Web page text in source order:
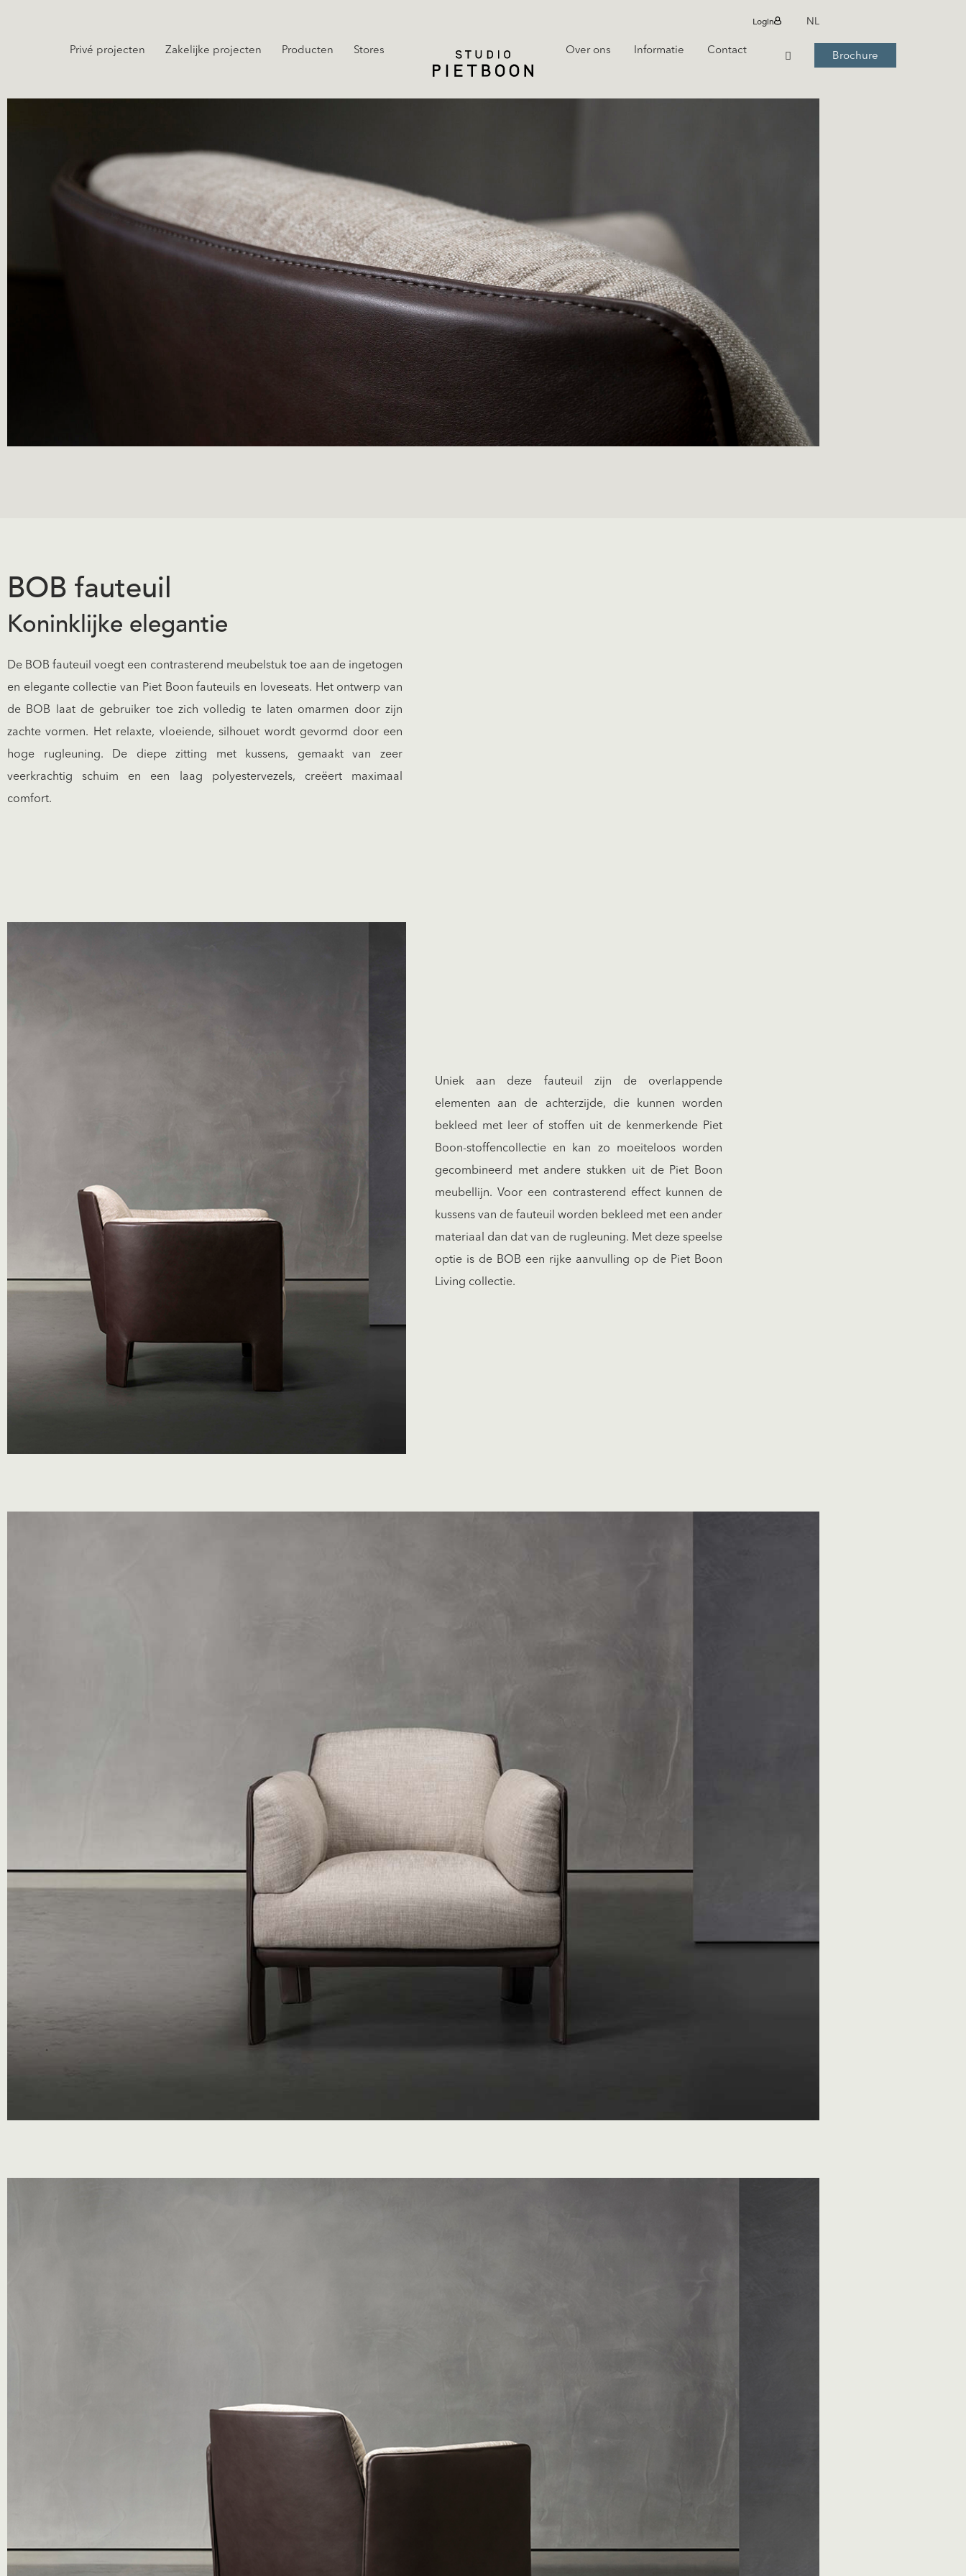
Login NL
Privé projecten Zakelijke projecten Producten Stores Over ons Informatie Contact
Brochure
BOB fauteuil
Koninklijke elegantie
De BOB fauteuil voegt een contrasterend meubelstuk toe aan de ingetogen
en elegante collectie van Piet Boon fauteuils en loveseats. Het ontwerp van
de BOB laat de gebruiker toe zich volledig te laten omarmen door zijn
zachte vormen. Het relaxte, vloeiende, silhouet wordt gevormd door een
hoge rugleuning. De diepe zitting met kussens, gemaakt van zeer
veerkrachtig schuim en een laag polyestervezels, creëert maximaal
comfort.
Uniek aan deze fauteuil zijn de overlappende
elementen aan de achterzijde, die kunnen worden
bekleed met leer of stoffen uit de kenmerkende Piet
Boon-stoffencollectie en kan zo moeiteloos worden
gecombineerd met andere stukken uit de Piet Boon
meubellijn. Voor een contrasterend effect kunnen de
kussens van de fauteuil worden bekleed met een ander
materiaal dan dat van de rugleuning. Met deze speelse
optie is de BOB een rijke aanvulling op de Piet Boon
Living collectie.